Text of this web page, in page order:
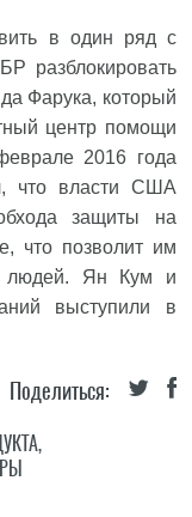
в один ряд с
разблокировать
Фарука, который
центр помощи
2016 года
что власти США
защиты на
что позволит им
людей. Ян Кум и
выступили в
Поделиться:
,